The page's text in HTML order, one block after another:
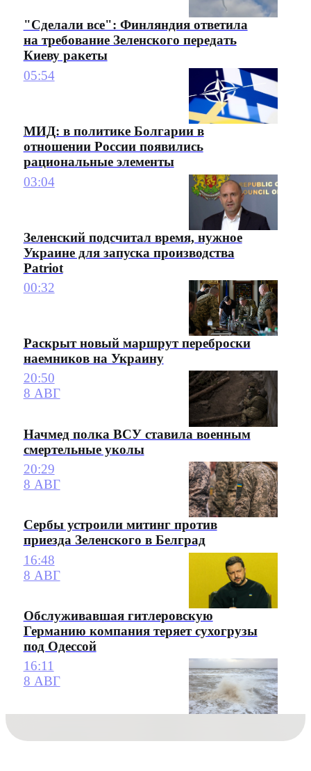
"Сделали все": Финляндия ответила
на требование Зеленского передать
Киеву ракеты
05:54
МИД: в политике Болгарии в
отношении России появились
рациональные элементы
03:04
Зеленский подсчитал время, нужное
Украине для запуска производства
Patriot
00:32
Раскрыт новый маршрут переброски
наемников на Украину
20:50
8 АВГ
Начмед полка ВСУ ставила военным
смертельные уколы
20:29
8 АВГ
Сербы устроили митинг против
приезда Зеленского в Белград
16:48
8 АВГ
Обслуживавшая гитлеровскую
Германию компания теряет сухогрузы
под Одессой
16:11
8 АВГ